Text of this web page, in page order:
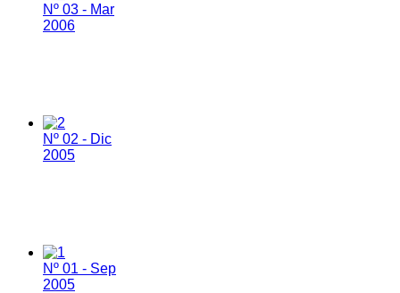
Nº 03 - Mar
2006
Nº 02 - Dic
2005
Nº 01 - Sep
2005